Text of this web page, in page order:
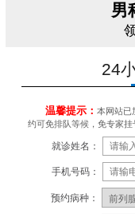
男
24
温馨提示：本网站已
约可免排队等候，免专家挂
就诊姓名：
手机号码：
预约病种：